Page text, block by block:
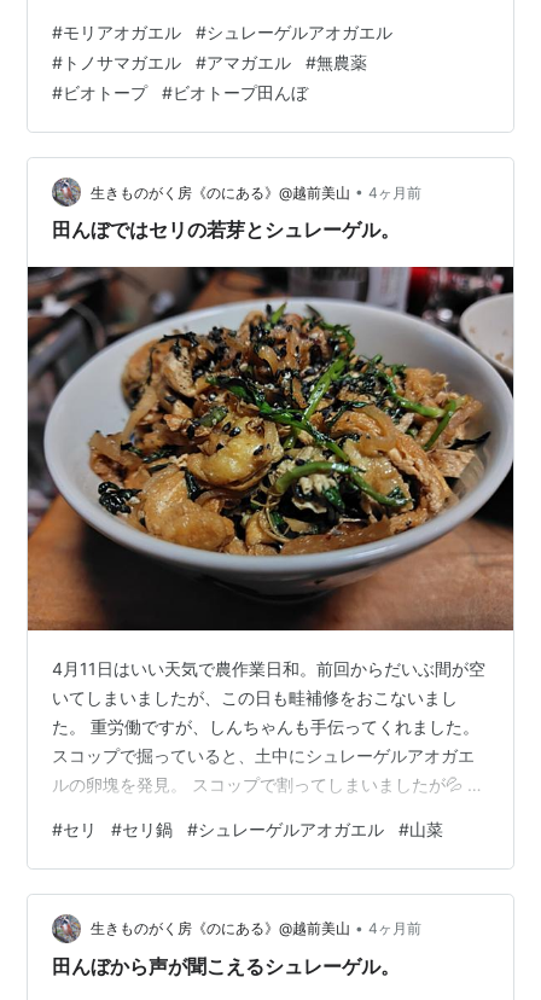
たが、なんでも食べるみたいです。田んぼの掃除屋さん♪
隣の耕起田んぼでは小さなオタマジャクシ（たぶんシュ
レーゲルアオガエル）も多数。不思議とビオトープには
いませんでした。ま、ちゃんと探せばいるのだとは思い
ますが、確かに卵塊も耕起の畦に多い印象でしたわ。 ガ
ムシも多いのです。先日、（お昼ですが）ミ…
#モリアオガエル #シュレーゲルアオガエル
# トノサマガエル #アマガエル #無農薬
#ビオトープ #ビオトープ田んぼ
生きものがく房《のにある》@越前美山 • 4ヶ月前
田んぼではセリの若芽とシュレーゲル。
4月11日はいい天気で農作業日和。前回からだいぶ間が空
いてしまいましたが、この日も畦補修をおこないまし
た。 重労働ですが、しんちゃんも手伝ってくれました。
スコップで掘っていると、土中にシュレーゲルアオガエ
ルの卵塊を発見。 スコップで割ってしまいましたが💦 泥
合計７塊確認。これからもっと多くなるでしょう。 生体
もいましたよ。 今の時期、田んぼにはセリがぐんぐん伸
びてきます。美味い草ですが、うちの田んぼでは雑草な
のです。 ちょっと早いかな？とも思ったけど、しんちゃ
んが「食べたい」というので採集して帰りました。根っ
#セリ #セリ鍋 #シュレーゲルアオガエル #山菜
生きものがく房《のにある》@越前美山 • 4ヶ月前
田んぼから声が聞こえるシュレーゲル。